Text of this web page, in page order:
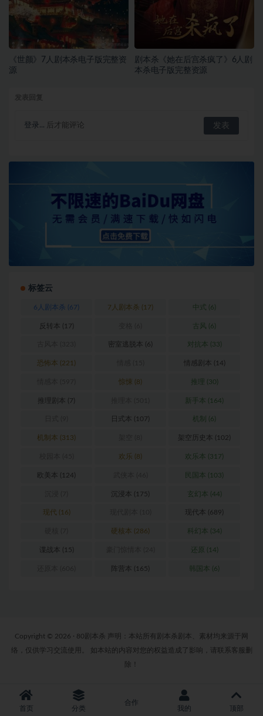
《世颜》7人剧本杀电子版完整资
源
剧本杀《她在后宫杀疯了》6人剧
本杀电子版完整资源
登录... 后才能评论
标签云
6人剧本杀 (67) 7人剧本杀 (17) 中式 (6)
反转本 (17) 古风 (6)
密室逃脱本 (6) 对抗本 (33)
恐怖本 (221) 情感剧本 (14)
惊悚 (8) 推理 (30)
推理剧本 (7) 新手本 (164)
日式本 (107) 机制 (6)
机制本 (313) 架空历史本 (102)
欢乐 (8) 欢乐本 (317)
欧美本 (124) 民国本 (103)
沉浸本 (175) 玄幻本 (44)
现代 (16) 现代本 (689)
硬核本 (286) 科幻本 (34)
谍战本 (15) 还原 (14)
阵营本 (165) 韩国本 (6)
Copyright © 2026 · 80剧本杀 声明：本站所有剧本杀剧本、素材均来源于网
络，仅供学习交流使用。 如本站的内容对您的权益造成了影响，请联系客服删
除！
首页 分类
合作
我的
顶部